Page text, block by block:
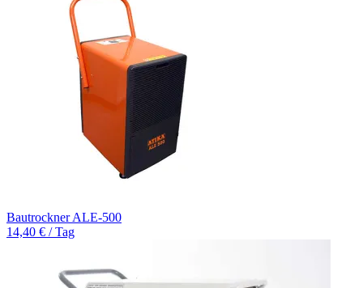
Bautrockner ALE-500
14,40 € / Tag